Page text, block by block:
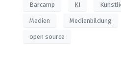
Barcamp KI
Medien Medienbildung
open source